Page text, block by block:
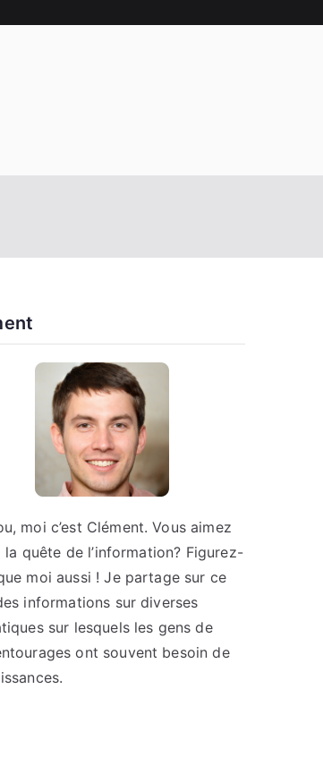
moi c’est Clément. Vous aimez
la quête de l’information? Figurez-
moi aussi ! Je partage sur ce
informations sur diverses
sur lesquels les gens de
ont souvent besoin de